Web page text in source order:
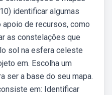
identificar algumas
de recursos, como
as constelações que
sol na esfera celeste
em. Escolha um
ser a base do seu mapa.
em: Identificar